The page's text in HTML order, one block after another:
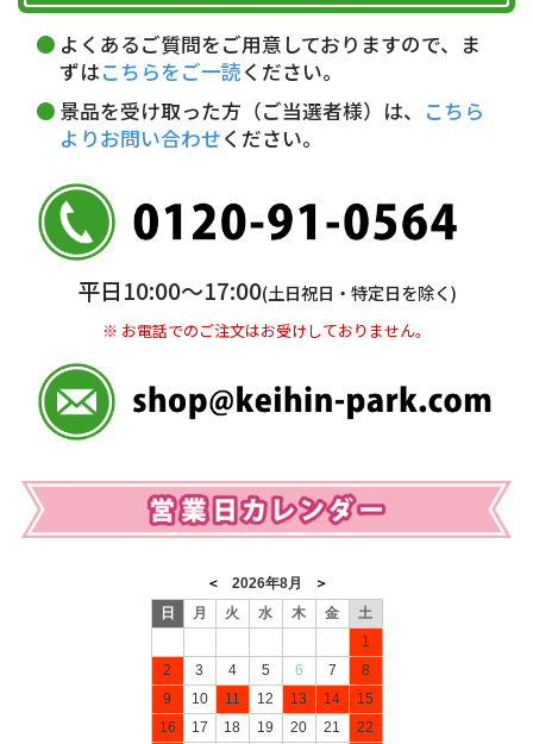
18～20時
19～21時 指定なし
5,000円未満…330円(税込)
銀行振込(前払い)
普通 7263489
＜口座名＞ カ）ディースタイル
※ 振込み手数料お客様ご負担。
詳しくはこちら▶
よくあるご質問をご用意しておりますので、ま
ずはこちらをご一読ください。
景品を受け取った方（ご当選者様）は、 こちら
よりお問い合わせください。
平日10:00〜17:00(土日祝日・特定日を除く)
※ お電話でのご注文はお受けしておりません。